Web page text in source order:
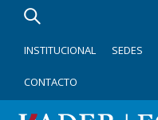
INSTITUCIONAL SEDES
CONTACTO